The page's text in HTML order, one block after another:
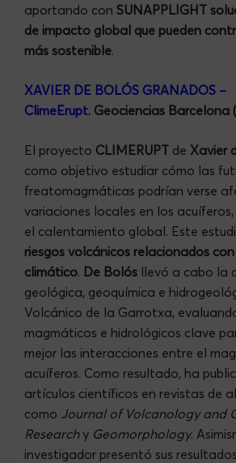
aportando con SUNAPPLIGHT
de impacto global que pueden
más sostenible.
XAVIER DE BOLÓS GRANADOS –
ClimeErupt. Geociencias Barcelona
El proyecto CLIMERUPT de Xavier
como objetivo estudiar cómo las
freatomagmáticas podrían verse
variaciones locales en los
el calentamiento global. Este
riesgos volcánicos relacionados
climático. De Bolós llevó a cabo la
geológica, geoquímica e
Volcánico de la Garrotxa,
magmáticos e hidrológicos clave
mejor las interacciones entre el
acuíferos. Como resultado, ha
artículos científicos en revistas de
como Journal of Volcanology and
Researchy Geomorphology.
investigador presentó sus